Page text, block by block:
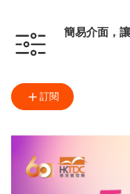
簡易介面，
訂閱